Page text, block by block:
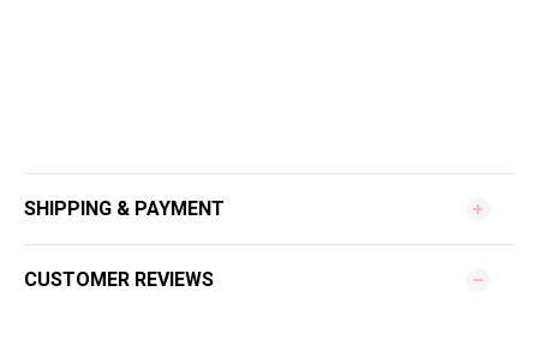
SHIPPING & PAYMENT
CUSTOMER REVIEWS